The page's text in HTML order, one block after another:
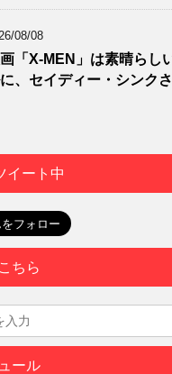
08/08
「X-MEN」は素晴らし
、セイディー・シンク
イート中
ちら
ール